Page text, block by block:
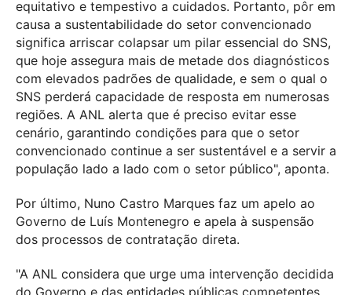
equitativo e tempestivo a cuidados. Portanto, pôr em
causa a sustentabilidade do setor convencionado
significa arriscar colapsar um pilar essencial do SNS,
que hoje assegura mais de metade dos diagnósticos
com elevados padrões de qualidade, e sem o qual o
SNS perderá capacidade de resposta em numerosas
regiões. A ANL alerta que é preciso evitar esse
cenário, garantindo condições para que o setor
convencionado continue a ser sustentável e a servir a
população lado a lado com o setor público", aponta.
Por último, Nuno Castro Marques faz um apelo ao
Governo de Luís Montenegro e apela à suspensão
dos processos de contratação direta.
"A ANL considera que urge uma intervenção decidida